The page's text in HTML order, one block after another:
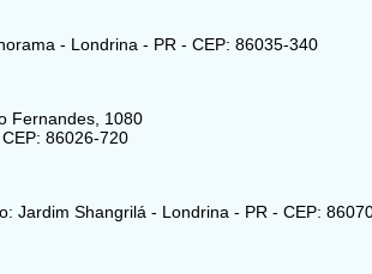
- Londrina - PR - CEP: 86035-340
Fernandes, 1080
86026-720
Jardim Shangrilá - Londrina - PR - CEP: